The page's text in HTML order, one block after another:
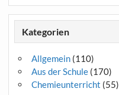
Kategorien
Allgemein(110)
Aus der Schule(170)
Chemieunterricht (55)